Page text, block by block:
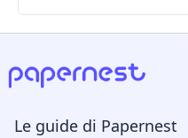
Le guide di Papernest